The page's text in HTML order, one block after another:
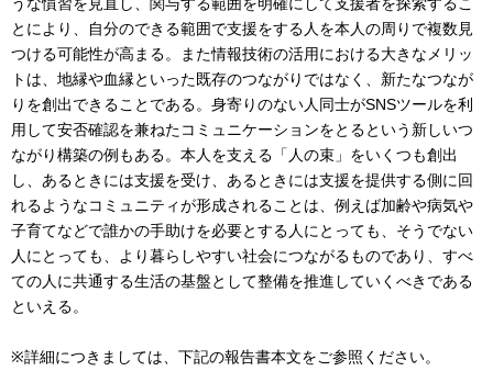
とにより、自分のできる範囲で支援をする人を本人の周りで複数見
つける可能性が高まる。また情報技術の活用における大きなメリッ
トは、地縁や血縁といった既存のつながりではなく、新たなつなが
りを創出できることである。身寄りのない人同士がSNSツールを利
用して安否確認を兼ねたコミュニケーションをとるという新しいつ
ながり構築の例もある。本人を支える「人の束」をいくつも創出
し、あるときには支援を受け、あるときには支援を提供する側に回
れるようなコミュニティが形成されることは、例えば加齢や病気や
子育てなどで誰かの手助けを必要とする人にとっても、そうでない
人にとっても、より暮らしやすい社会につながるものであり、すべ
ての人に共通する生活の基盤として整備を推進していくべきである
といえる。
※詳細につきましては、下記の報告書本文をご参照ください。